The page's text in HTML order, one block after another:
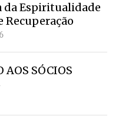
Espiritualidade
Recuperação
AOS SÓCIOS